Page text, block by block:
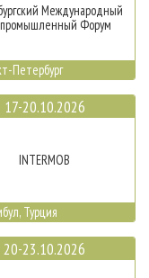
Международный
Форум
Петербург
17-20.10.2026
INTERMOB
Турция
20-23.10.2026